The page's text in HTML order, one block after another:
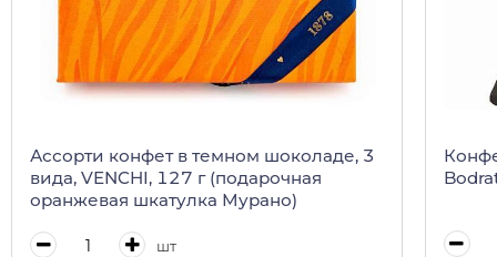
Ассорти конфет в темном шоколаде, 3
вида, VENCHI, 127 г (подарочная
оранжевая шкатулка Мурано)
шт